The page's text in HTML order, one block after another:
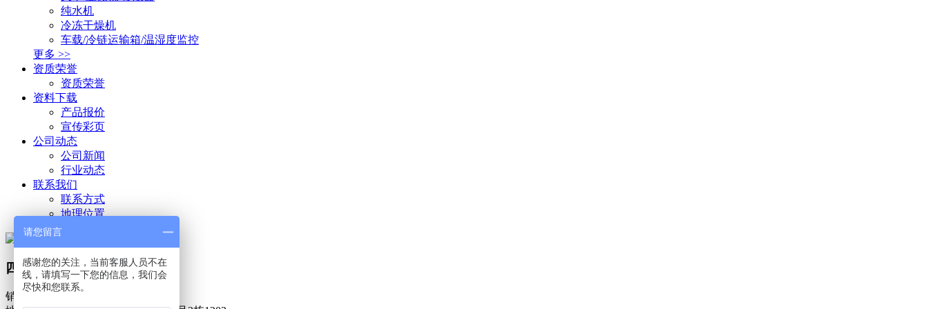
纯水机
冷冻干燥机
车载/冷链运输箱/温湿度监控
更多 >>
资质荣誉
资质荣誉
资料下载
产品报价
宣传彩页
公司动态
公司新闻
行业动态
联系我们
联系方式
地理位置
四川蓉飞生物技术有限公司
销售：
请您留言
感谢您的关注，当前客服人员不在
线，请填写一下您的信息，我们会
尽快和您联系。